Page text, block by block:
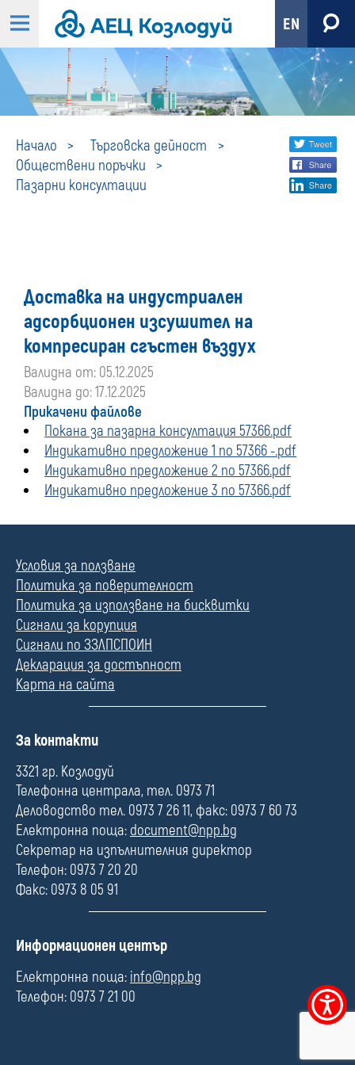
Меню
за
EN
Начало
Търговска дейност
Обществени поръчки
Пазарни консултации
Пазарни
консултации
Share
social
Доставка на индустриален
адсорбционен изсушител на
компресиран сгъстен въздух
Валидна от: 05.12.2025
Валидна до: 17.12.2025
Прикачени файлове
Покана за пазарна консултация 57366.pdf
Индикативно предложение 1 по 57366 -.pdf
Индикативно предложение 2 по 57366.pdf
Индикативно предложение 3 по 57366.pdf
Условия за ползване
Политика за поверителност
Политика за използване на бисквитки
Сигнали за корупция
Сигнали по ЗЗЛПСПОИН
Декларация за достъпност
Карта на сайта
П
л
е
За контакти
3321 гр. Козлодуй
Телефонна централа, тел. 0973 71
Деловодство тел. 0973 7 26 11, факс: 0973 7 60 73
Електронна поща: document@npp.bg
Секретар на изпълнителния директор
Телефон: 0973 7 20 20
Факс: 0973 8 05 91
П
л
е
Информационен център
Електронна поща: info@npp.bg
Телефон: 0973 7 21 00